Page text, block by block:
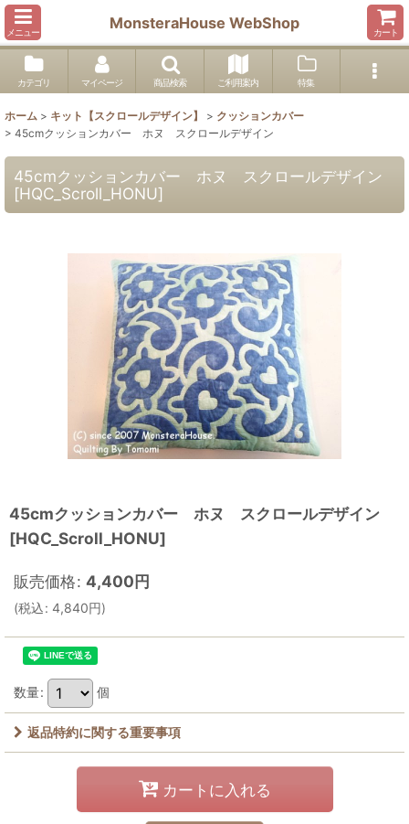
メニュー
MonsteraHouse WebShop
カート
カテゴリ マイページ 商品検索 ご利用案内 特集
ホーム > キット【スクロールデザイン】 > クッションカバー
> 45cmクッションカバー ホヌ スクロールデザイン
45cmクッションカバー ホヌ スクロールデザイン
[HQC_Scroll_HONU]
45cmクッションカバー ホヌ スクロールデザイン
[HQC_Scroll_HONU]
販売価格: 4,400円
(税込: 4,840円)
数量: 個
返品特約に関する重要事項
カートに入れる